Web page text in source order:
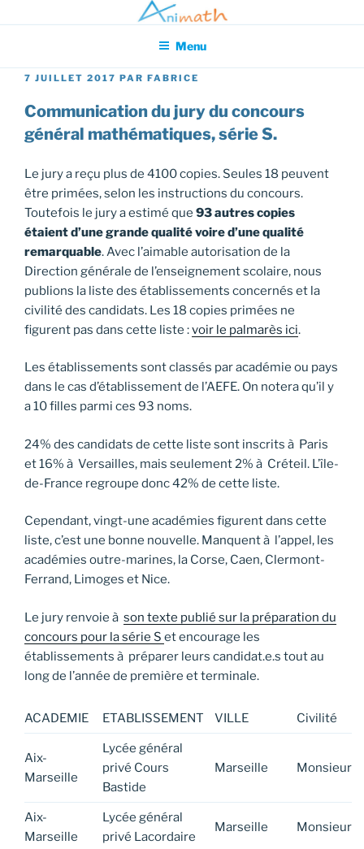
au
principal
Association pour l'Animation en Mathématiques
Menu
PUBLIÉ
7 JUILLET 2017 PAR FABRICE
Communication du jury du concours
général mathématiques, série S.
Le jury a reçu plus de 4100 copies. Seules 18 peuvent
être primées, selon les instructions du concours.
Toutefois le jury a estimé que 93 autres copies
étaient d’une grande qualité voire d’une qualité
remarquable. Avec l’aimable autorisation de la
Direction générale de l’enseignement scolaire, nous
publions la liste des établissements concernés et la
civilité des candidats. Les 18 copies primées ne
figurent pas dans cette liste :voir le palmarès ici.
Les établissements sont classés par académie ou pays
dans le cas d’établissement de l’AEFE. On notera qu’il y
a 10 filles parmi ces 93 noms.
24% des candidats de cette liste sont inscrits à Paris
et 16% à Versailles, mais seulement 2% à Créteil. L’île-
de-France regroupe donc 42% de cette liste.
Cependant, vingt-une académies figurent dans cette
liste, c’est une bonne nouvelle. Manquent à l’appel, les
académies outre-marines, la Corse, Caen, Clermont-
Ferrand, Limoges et Nice.
Le jury renvoie à son texte publié sur la préparation du
concours pour la série S et encourage les
établissements à préparer leurs candidat.e.s tout au
long de l’année de première et terminale.
ACADEMIE ETABLISSEMENT VILLE Civilité
Aix-
Marseille
Lycée général
privé Cours
Bastide
Marseille Monsieur
Aix-
Marseille
Lycée général
privé Lacordaire
Marseille Monsieur